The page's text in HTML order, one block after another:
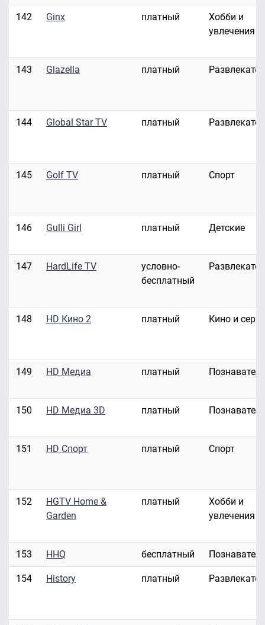
142 Ginx платный
Хобби и
увлечения
143 Glazella платный
144 Global Star TV платный
145 Golf TV платный Спорт
146 Gulli Girl платный Детские
147 HardLife TV
условно-
бесплатный
148 HD Кино 2 платный Кино и
149 HD Медиа платный
150 HD Медиа 3D платный
151 HD Спорт платный Спорт
152
HGTV Home &
Garden
платный
Хобби и
увлечения
153 HHQ бесплатный
154 History платный